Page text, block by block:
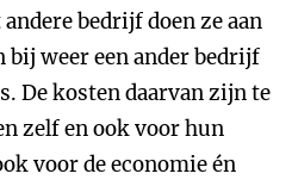
bedrijf doen ze aan
weer een ander bedrijf
De kosten daarvan zijn te
zelf en ook voor hun
voor de economie én